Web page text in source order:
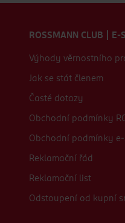
ROSSMANN CLUB | E-
Výhody věrnostního
Jak se stát členem
Časté dotazy
Obchodní podmínky
Obchodní podmínky
Reklamační řád
Reklamační list
Odstoupení od kupní